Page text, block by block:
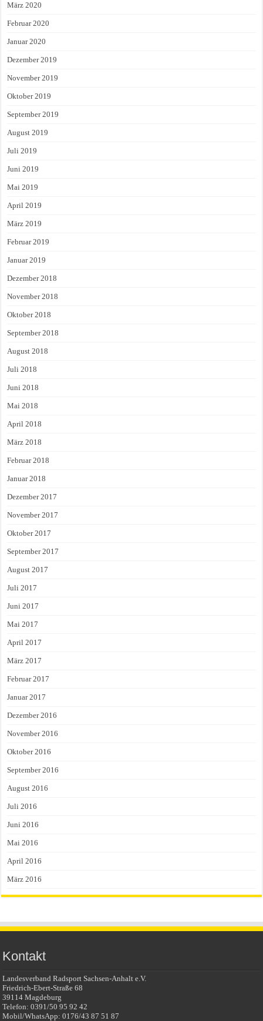
März 2020
Februar 2020
Januar 2020
Dezember 2019
November 2019
Oktober 2019
September 2019
August 2019
Juli 2019
Juni 2019
Mai 2019
April 2019
März 2019
Februar 2019
Januar 2019
Dezember 2018
November 2018
Oktober 2018
September 2018
August 2018
Juli 2018
Juni 2018
Mai 2018
April 2018
März 2018
Februar 2018
Januar 2018
Dezember 2017
November 2017
Oktober 2017
September 2017
August 2017
Juli 2017
Juni 2017
Mai 2017
April 2017
März 2017
Februar 2017
Januar 2017
Dezember 2016
November 2016
Oktober 2016
September 2016
August 2016
Juli 2016
Juni 2016
Mai 2016
April 2016
März 2016
Kontakt
Landesverband Radsport Sachsen-Anhalt e.V.
Friedrich-Ebert-Straße 68
39114 Magdeburg
Telefon: 0391/50 95 92 42
Mobil/WhatsApp: 0176/43 87 51 87